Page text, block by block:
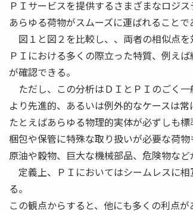
ＰＩサービスを提供するさまざまなロジ
あらゆる荷物がスムーズに運ばれることで
図１と図２を比較し、、両者の相似点を
ＰＩにおける多くの際立った特質、例え
が確認できる。
ただし、この分析はＤＩとＰＩのごく一
より先進的、あるいは例外的なケースは常
たとえばあらゆる物理的実体が必ずしも
梱包や保管に特殊な取り扱いが必要な荷物
原油や穀物、巨大な機械部品、危険物など
定義上、ＰＩにおいてはシームレスに
る。
この観点からすると、他にも多くの利点